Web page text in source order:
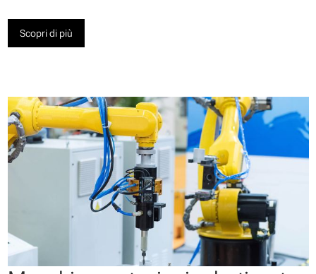
Scopri di più